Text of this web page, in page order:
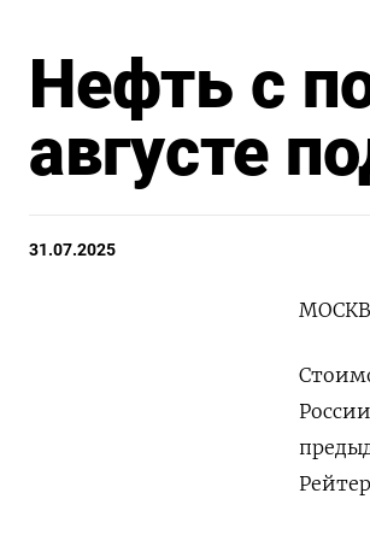
Нефть с
августе
31.07.2025